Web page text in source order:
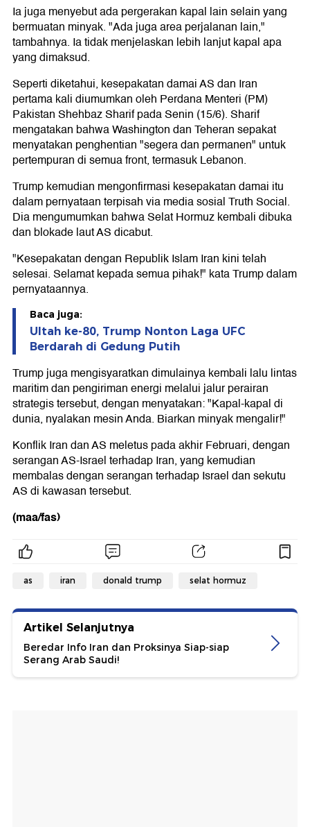
Ia juga menyebut ada pergerakan kapal lain selain yang
bermuatan minyak. "Ada juga area perjalanan lain,"
tambahnya. Ia tidak menjelaskan lebih lanjut kapal apa
yang dimaksud.
Seperti diketahui, kesepakatan damai AS dan Iran
pertama kali diumumkan oleh Perdana Menteri (PM)
Pakistan Shehbaz Sharif pada Senin (15/6). Sharif
mengatakan bahwa Washington dan Teheran sepakat
menyatakan penghentian "segera dan permanen" untuk
pertempuran di semua front, termasuk Lebanon.
Trump kemudian mengonfirmasi kesepakatan damai itu
dalam pernyataan terpisah via media sosial Truth Social.
Dia mengumumkan bahwa Selat Hormuz kembali dibuka
dan blokade laut AS dicabut.
"Kesepakatan dengan Republik Islam Iran kini telah
selesai. Selamat kepada semua pihak!" kata Trump dalam
pernyataannya.
Baca juga:
Ultah ke-80, Trump Nonton Laga UFC
Berdarah di Gedung Putih
Trump juga mengisyaratkan dimulainya kembali lalu lintas
maritim dan pengiriman energi melalui jalur perairan
strategis tersebut, dengan menyatakan: "Kapal-kapal di
dunia, nyalakan mesin Anda. Biarkan minyak mengalir!"
Konflik Iran dan AS meletus pada akhir Februari, dengan
serangan AS-Israel terhadap Iran, yang kemudian
membalas dengan serangan terhadap Israel dan sekutu
AS di kawasan tersebut.
(maa/fas)
as iran donald trump selat hormuz
Artikel Selanjutnya
Beredar Info Iran dan Proksinya Siap-siap
Serang Arab Saudi!